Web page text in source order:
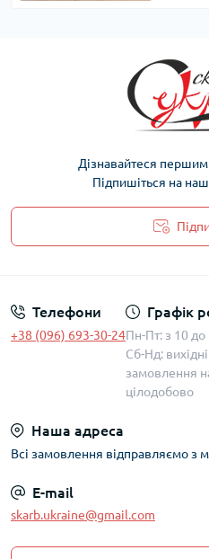
Дізнавайтеся першим
Підпишіться на
Телефони
+38 (096) 693-30-24
Графік
Пн-Пт: з 10 до
Сб-Нд: вихідні
замовлення
цілодобово
Наша адреса
Всі замовлення відправляємо з
E-mail
skarb.ukraine@gmail.com